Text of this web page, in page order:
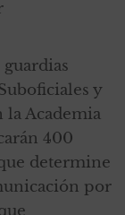
y
la Academia
400
determine
por